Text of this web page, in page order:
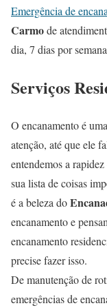
Emergência de
Carmode
dia, 7 dias por
Serviços
O encanamento é
atenção, até que ele
entendemos a
sua lista de coisas
é a beleza do
encanamento e
encanamento
precise fazer isso.
De manutenção de
emergências de